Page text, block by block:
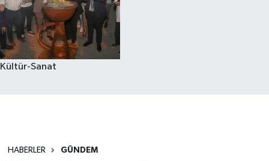
Kültür-Sanat
HABERLER GÜNDEM